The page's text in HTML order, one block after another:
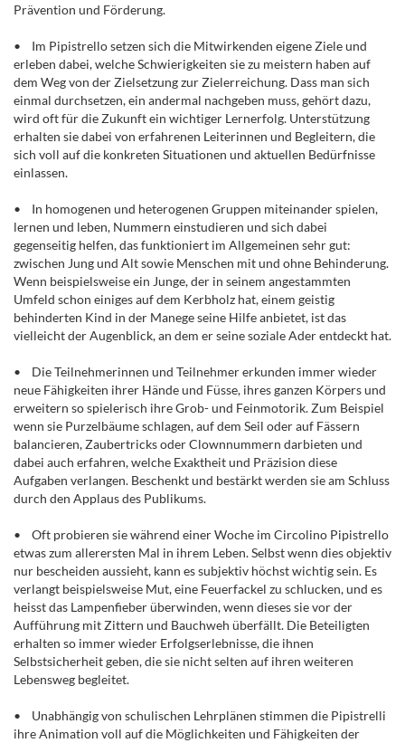
Prävention und Förderung.
• Im Pipistrello setzen sich die Mitwirkenden eigene Ziele und
erleben dabei, welche Schwierigkeiten sie zu meistern haben auf
dem Weg von der Zielsetzung zur Zielerreichung. Dass man sich
einmal durchsetzen, ein andermal nachgeben muss, gehört dazu,
wird oft für die Zukunft ein wichtiger Lernerfolg. Unterstützung
erhalten sie dabei von erfahrenen Leiterinnen und Begleitern, die
sich voll auf die konkreten Situationen und aktuellen Bedürfnisse
einlassen.
• In homogenen und heterogenen Gruppen miteinander spielen,
lernen und leben, Nummern einstudieren und sich dabei
gegenseitig helfen, das funktioniert im Allgemeinen sehr gut:
zwischen Jung und Alt sowie Menschen mit und ohne Behinderung.
Wenn beispielsweise ein Junge, der in seinem angestammten
Umfeld schon einiges auf dem Kerbholz hat, einem geistig
behinderten Kind in der Manege seine Hilfe anbietet, ist das
vielleicht der Augenblick, an dem er seine soziale Ader entdeckt hat.
• Die Teilnehmerinnen und Teilnehmer erkunden immer wieder
neue Fähigkeiten ihrer Hände und Füsse, ihres ganzen Körpers und
erweitern so spielerisch ihre Grob- und Feinmotorik. Zum Beispiel
wenn sie Purzelbäume schlagen, auf dem Seil oder auf Fässern
balancieren, Zaubertricks oder Clownnummern darbieten und
dabei auch erfahren, welche Exaktheit und Präzision diese
Aufgaben verlangen. Beschenkt und bestärkt werden sie am Schluss
durch den Applaus des Publikums.
• Oft probieren sie während einer Woche im Circolino Pipistrello
etwas zum allerersten Mal in ihrem Leben. Selbst wenn dies objektiv
nur bescheiden aussieht, kann es subjektiv höchst wichtig sein. Es
verlangt beispielsweise Mut, eine Feuerfackel zu schlucken, und es
heisst das Lampenfieber überwinden, wenn dieses sie vor der
Aufführung mit Zittern und Bauchweh überfällt. Die Beteiligten
erhalten so immer wieder Erfolgserlebnisse, die ihnen
Selbstsicherheit geben, die sie nicht selten auf ihren weiteren
Lebensweg begleitet.
• Unabhängig von schulischen Lehrplänen stimmen die Pipistrelli
ihre Animation voll auf die Möglichkeiten und Fähigkeiten der